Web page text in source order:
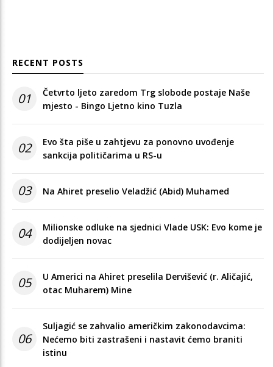
RECENT POSTS
01
Četvrto ljeto zaredom Trg slobode postaje Naše
mjesto - Bingo Ljetno kino Tuzla
02
Evo šta piše u zahtjevu za ponovno uvođenje
sankcija političarima u RS-u
03 Na Ahiret preselio Veladžić (Abid) Muhamed
04
Milionske odluke na sjednici Vlade USK: Evo kome je
dodijeljen novac
05
U Americi na Ahiret preselila Dervišević (r. Aličajić,
otac Muharem) Mine
06
Suljagić se zahvalio američkim zakonodavcima:
Nećemo biti zastrašeni i nastavit ćemo braniti
istinu